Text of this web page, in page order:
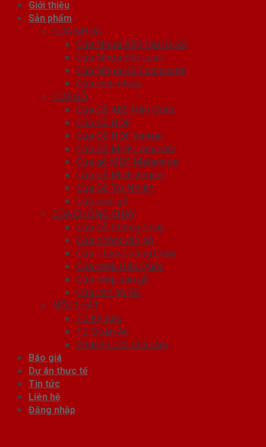
Giới thiệu
Sản phẩm
CỬA NHỰA
Cửa Nhựa ABS Hàn Quốc
Cửa Nhựa Đài Loan
Cửa Nhựa Gỗ Composite
Cửa vòm nhựa
CỬA GỖ
Cửa Gỗ ABS Hàn Quốc
Cửa Gỗ HDF
Cửa Gỗ HDF Veneer
Cửa Gỗ MDF Laminate
Cửa gỗ MDF Melamine
Cửa Gỗ MDF Veneer
Cửa Gỗ Tự Nhiên
Cửa vòm gỗ
CỬA CHỐNG CHÁY
Cửa Gỗ Chống Cháy
Cửa nhôm vân gỗ
Cửa Thép Chống Cháy
Cửa thép Hàn Quốc
Cửa thép vân gỗ
Cửa vân gỗ 5D
NỘI THẤT
Tủ Kệ Bếp
Tủ Quần Áo
Phụ kiện cửa nhà tắm
Báo giá
Dự án thực tế
Tin tức
Liên hệ
Đăng nhập